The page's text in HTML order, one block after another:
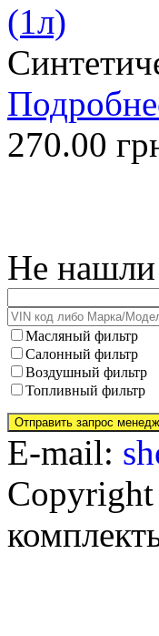
270.00
Не нашли
Масляный фильтр
Салонный фильтр
Воздушный фильтр
Топливный фильтр
E-mail: